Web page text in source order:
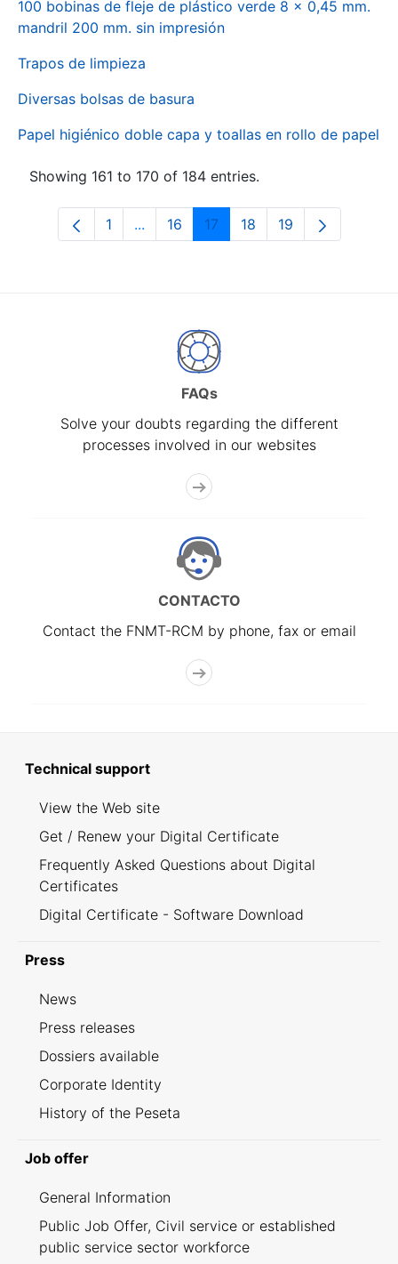
100 bobinas de fleje de plástico verde 8 x 0,45 mm.
mandril 200 mm. sin impresión
Trapos de limpieza
Diversas bolsas de basura
Papel higiénico doble capa y toallas en rollo de papel
Showing 161 to 170 of 184 entries.
Page
1 ...Intermediate Pages Use TAB to
Page
16 Page
17 Page
18 Page
19
FAQs
Solve your doubts regarding the different
processes involved in our websites
CONTACTO
Contact the FNMT-RCM by phone, fax or email
Technical support
View the Web site
Get / Renew your Digital Certificate
Frequently Asked Questions about Digital
Certificates
Digital Certificate - Software Download
Press
News
Press releases
Dossiers available
Corporate Identity
History of the Peseta
Job offer
General Information
Public Job Offer, Civil service or established
public service sector workforce